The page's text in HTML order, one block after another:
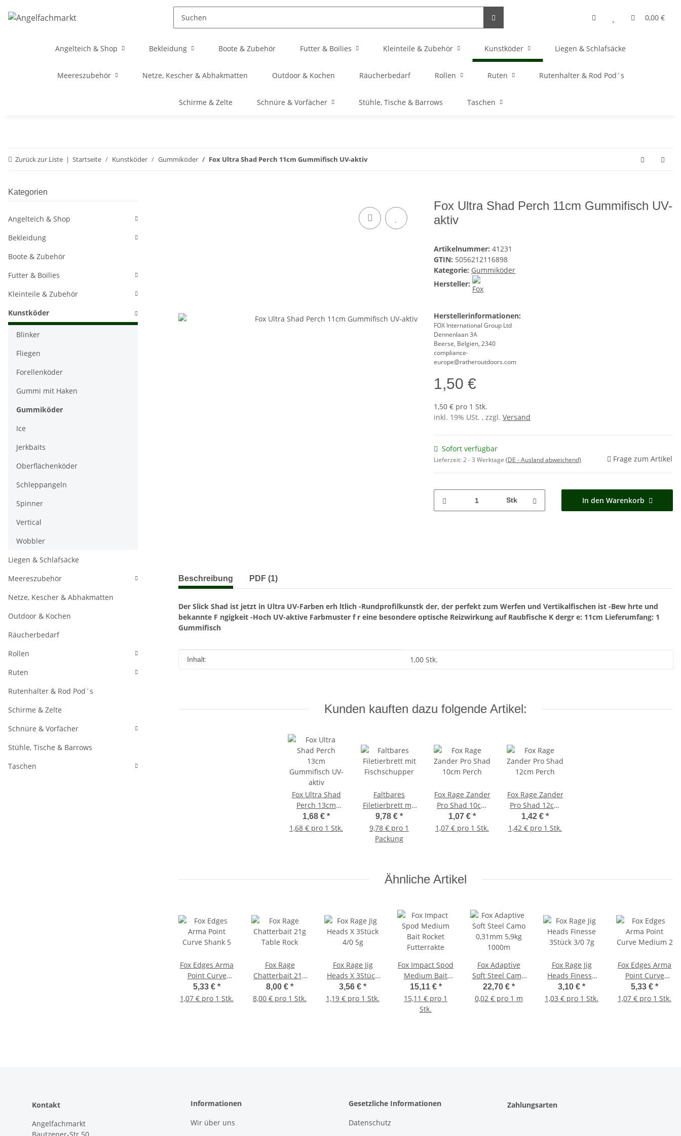
0,00 €
Angelteich & Shop Bekleidung Boote & Zubehör Futter & Boilies Kleinteile & Zubehör Kunstköder Liegen & Schlafsäcke
Meereszubehör Netze, Kescher & Abhakmatten Outdoor & Kochen Räucherbedarf Rollen Ruten Rutenhalter & Rod Pod´s
Schirme & Zelte Schnüre & Vorfächer Stühle, Tische & Barrows Taschen
Zurück zur Liste Startseite Kunstköder Gummiköder Fox Ultra Shad Perch 11cm Gummifisch UV-aktiv
Fox Ultra Shad Perch 11cm Gummifisch UV-
aktiv
Artikelnummer: 41231
GTIN: 5056212116898
Kategorie: Gummiköder
Hersteller:
Herstellerinformationen:
FOX International Group Ltd
Dennenlaan 3A
Beerse, Belgien, 2340
compliance-
europe@ratheroutdoors.com
1,50 €
1,50 € pro 1 Stk.
inkl. 19% USt. , zzgl. Versand
Sofort verfügbar
Lieferzeit:2 - 3 Werktage (DE - Ausland abweichend) Frage zum Artikel
Stk In den Warenkorb
weitere Registerkarten anzeigen
Beschreibung PDF (1)
Der Slick Shad ist jetzt in Ultra UV-Farben erh ltlich -Rundprofilkunstk der, der perfekt zum Werfen und Vertikalfischen ist -Bew hrte und
bekannte F ngigkeit -Hoch UV-aktive Farbmuster f r eine besondere optische Reizwirkung auf Raubfische K dergr e: 11cm Lieferumfang: 1
Gummifisch
Produkteigenschaft
Wert
Inhalt: 1,00 Stk.
Kunden kauften dazu folgende Artikel:
Fox Ultra Shad
Perch 13cm
Gummifisch UV-
aktiv
1,68 € *
1,68 € pro 1 Stk.
Faltbares
Filetierbrett mit
Fischschupper
9,78 € *
9,78 € pro 1
Packung
Fox Rage Zander
Pro Shad 10cm
Perch
1,07 € *
1,07 € pro 1 Stk.
Fox Rage Zander
Pro Shad 12cm
Perch
1,42 € *
1,42 € pro 1 Stk.
Ähnliche Artikel
Fox Edges Arma
Point Curve
Shank 5
5,33 € *
1,07 € pro 1 Stk.
Fox Rage
Chatterbait 21g
Table Rock
8,00 € *
8,00 € pro 1 Stk.
Fox Rage Jig
Heads X 3Stück
4/0 5g
3,56 € *
1,19 € pro 1 Stk.
Fox Impact Spod
Medium Bait
Rocket
Futterrakte
15,11 € *
15,11 € pro 1
Stk.
Fox Adaptive
Soft Steel Camo
0,31mm 5,9kg
1000m
22,70 € *
0,02 € pro 1 m
Fox Rage Jig
Heads Finesse
3Stück 3/0 7g
3,10 € *
1,03 € pro 1 Stk.
Fox Edges Arma
Point Curve
Medium 2
5,33 € *
1,07 € pro 1 Stk.
Kategorien
Angelteich & Shop
Bekleidung
Boote & Zubehör
Futter & Boilies
Kleinteile & Zubehör
Kunstköder
Blinker
Fliegen
Forellenköder
Gummi mit Haken
Gummiköder
Ice
Jerkbaits
Oberflächenköder
Schleppangeln
Spinner
Vertical
Wobbler
Liegen & Schlafsäcke
Meereszubehör
Netze, Kescher & Abhakmatten
Outdoor & Kochen
Räucherbedarf
Rollen
Ruten
Rutenhalter & Rod Pod´s
Schirme & Zelte
Schnüre & Vorfächer
Stühle, Tische & Barrows
Taschen
Kontakt
Angelfachmarkt
Informationen
Wir über uns
Gesetzliche Informationen
Datenschutz
Zahlungsarten